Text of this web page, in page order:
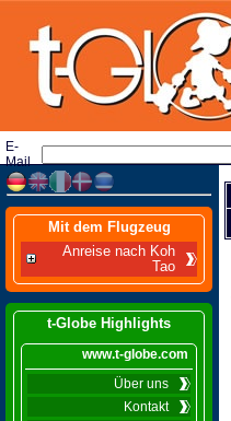
E-
Mail
Mit dem Flugzeug
Anreise nach Koh
Tao
t-Globe Highlights
www.t-globe.com
Über uns
Kontakt